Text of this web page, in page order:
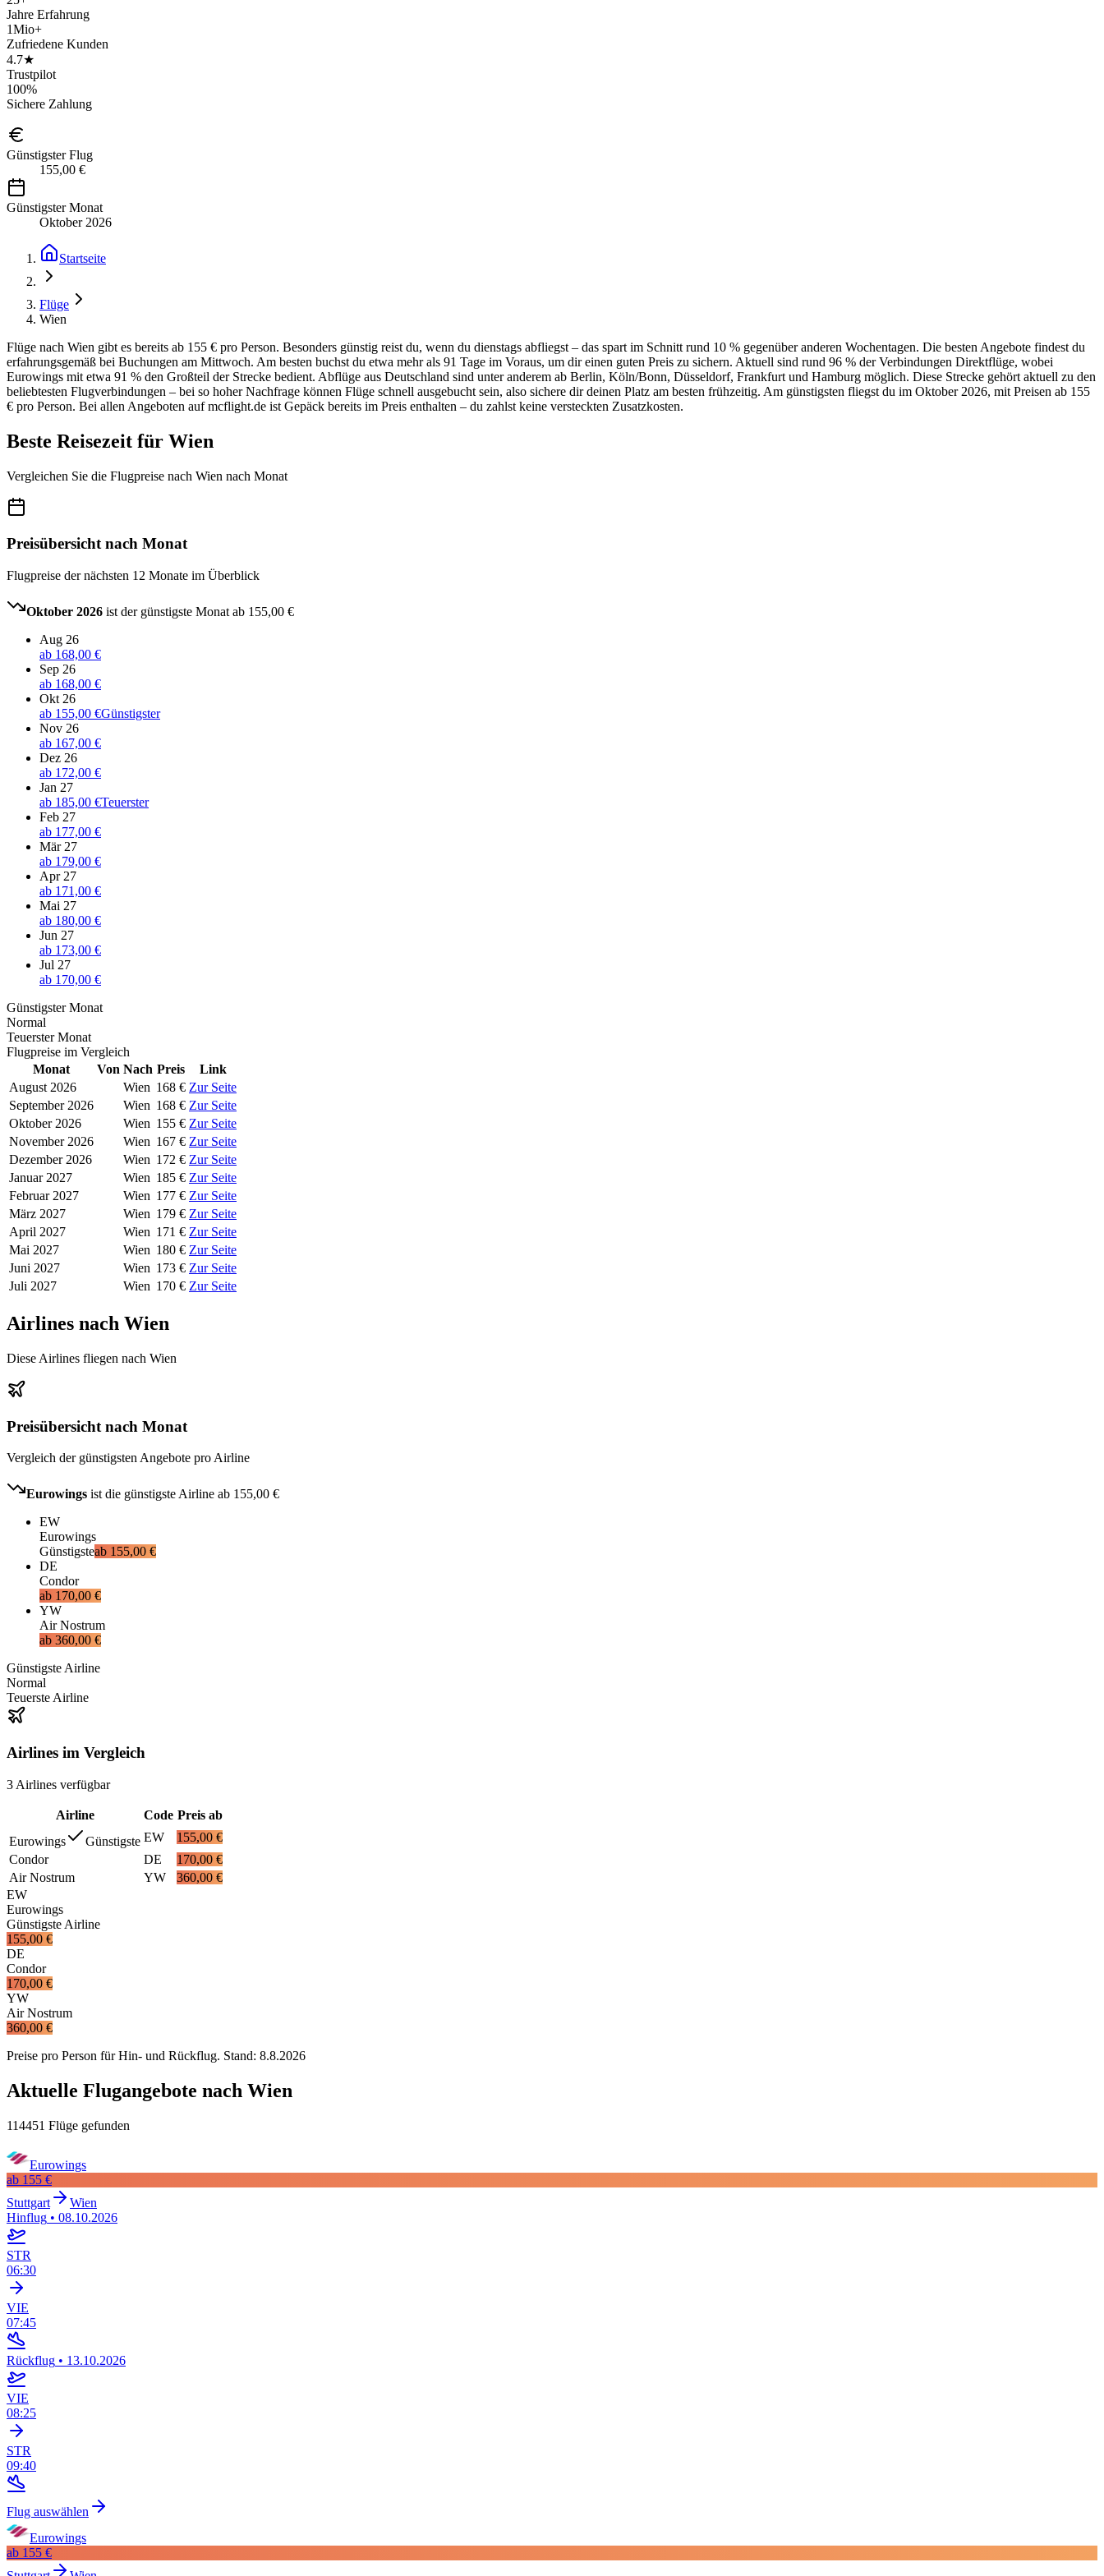
Jahre Erfahrung
1Mio+
Zufriedene Kunden
4.7★
Trustpilot
100%
Sichere Zahlung
Günstigster Flug
155,00 €
Günstigster Monat
Oktober 2026
Startseite
Flüge
Wien
Flüge nach Wien gibt es bereits ab 155 € pro Person. Besonders günstig reist du, wenn du dienstags abfliegst – das spart im Schnitt rund 10 % gegenüber anderen Wochentagen. Die besten Angebote findest du
erfahrungsgemäß bei Buchungen am Mittwoch. Am besten buchst du etwa mehr als 91 Tage im Voraus, um dir einen guten Preis zu sichern. Aktuell sind rund 96 % der Verbindungen Direktflüge, wobei
Eurowings mit etwa 91 % den Großteil der Strecke bedient. Abflüge aus Deutschland sind unter anderem ab Berlin, Köln/Bonn, Düsseldorf, Frankfurt und Hamburg möglich. Diese Strecke gehört aktuell zu den
beliebtesten Flugverbindungen – bei so hoher Nachfrage können Flüge schnell ausgebucht sein, also sichere dir deinen Platz am besten frühzeitig. Am günstigsten fliegst du im Oktober 2026, mit Preisen ab 155
€ pro Person. Bei allen Angeboten auf mcflight.de ist Gepäck bereits im Preis enthalten – du zahlst keine versteckten Zusatzkosten.
Beste Reisezeit für Wien
Vergleichen Sie die Flugpreise nach Wien nach Monat
Preisübersicht nach Monat
Flugpreise der nächsten 12 Monate im Überblick
Oktober 2026 ist der günstigste Monat ab 155,00 €
Aug 26
ab 168,00 €
Sep 26
ab 168,00 €
Okt 26
ab 155,00 €Günstigster
Nov 26
ab 167,00 €
Dez 26
ab 172,00 €
Jan 27
ab 185,00 €Teuerster
Feb 27
ab 177,00 €
Mär 27
ab 179,00 €
Apr 27
ab 171,00 €
Mai 27
ab 180,00 €
Jun 27
ab 173,00 €
Jul 27
ab 170,00 €
Günstigster Monat
Normal
Teuerster Monat
Flugpreise im Vergleich
Monat
Von Nach Preis
Link
August 2026
Wien 168 € Zur Seite
September 2026
Wien 168 € Zur Seite
Oktober 2026
Wien 155 € Zur Seite
November 2026
Wien 167 € Zur Seite
Dezember 2026
Wien 172 € Zur Seite
Januar 2027
Wien 185 € Zur Seite
Februar 2027
Wien 177 € Zur Seite
März 2027
Wien 179 € Zur Seite
April 2027
Wien 171 € Zur Seite
Mai 2027
Wien 180 € Zur Seite
Juni 2027
Wien 173 € Zur Seite
Juli 2027
Wien 170 € Zur Seite
Airlines nach Wien
Diese Airlines fliegen nach Wien
Preisübersicht nach Monat
Vergleich der günstigsten Angebote pro Airline
Eurowings ist die günstigste Airline ab 155,00 €
EW
Eurowings
Günstigsteab 155,00 €
DE
Condor
ab 170,00 €
YW
Air Nostrum
ab 360,00 €
Günstigste Airline
Normal
Teuerste Airline
Airlines im Vergleich
3 Airlines verfügbar
Airline Code Preis ab
Eurowings
Günstigste EW
155,00 €
Condor
DE
170,00 €
Air Nostrum
YW
360,00 €
EW
Eurowings
Günstigste Airline
155,00 €
DE
Condor
170,00 €
YW
Air Nostrum
360,00 €
Preise pro Person für Hin- und Rückflug. Stand: 8.8.2026
Aktuelle Flugangebote nach Wien
114451 Flüge gefunden
Eurowings
ab 155 €
Stuttgart
Wien
Hinflug • 08.10.2026
STR
06:30
VIE
07:45
Rückflug • 13.10.2026
VIE
08:25
STR
09:40
Flug auswählen
Eurowings
ab 155 €